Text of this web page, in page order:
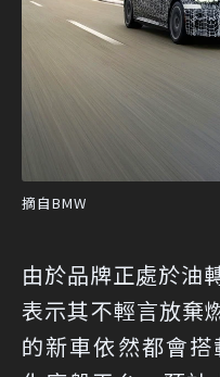
摘自BMW
由於品牌正處於油
表示其不輕言放棄
的新車依然都會